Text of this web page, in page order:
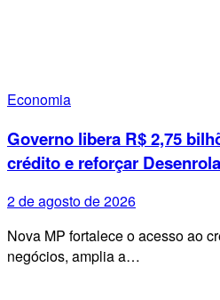
Economia
Governo libera R$ 2,75
crédito e reforçar
2 de agosto de 2026
Nova MP fortalece o acesso ao
negócios, amplia a…